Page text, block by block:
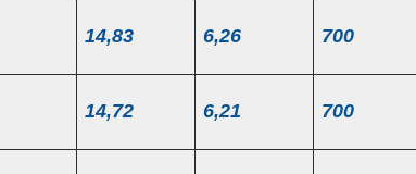
14,83 6,26 700
14,72 6,21 700